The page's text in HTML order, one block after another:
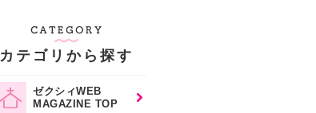
カテゴリから探す
ゼクシィWEB
MAGAZINE TOP